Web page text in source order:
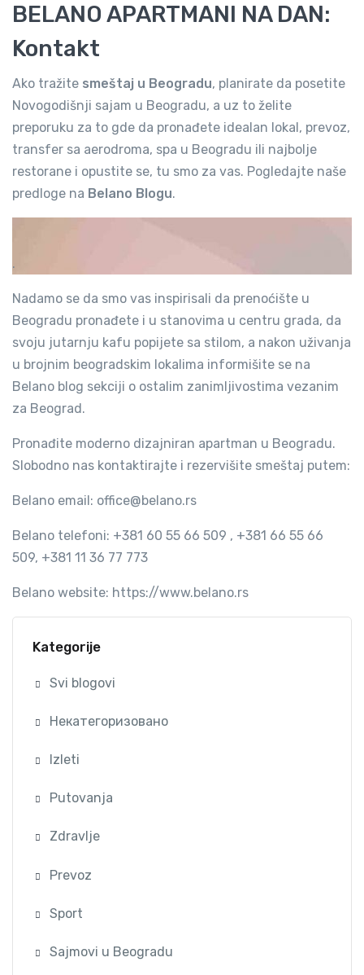
BELANO APARTMANI NA DAN:
Kontakt
Ako tražite smeštaj u Beogradu, planirate da posetite
Novogodišnji sajam u Beogradu, a uz to želite
preporuku za to gde da pronađete idealan lokal, prevoz,
transfer sa aerodroma, spa u Beogradu ili najbolje
restorane i opustite se, tu smo za vas. Pogledajte naše
predloge na Belano Blogu.
.
Nadamo se da smo vas inspirisali da prenoćište u
Beogradu pronađete i u stanovima u centru grada, da
svoju jutarnju kafu popijete sa stilom, a nakon uživanja
u brojnim beogradskim lokalima informišite se na
Belano blog sekciji o ostalim zanimljivostima vezanim
za Beograd.
Pronađite moderno dizajniran apartman u Beogradu.
Slobodno nas kontaktirajte i rezervišite smeštaj putem:
Belano email: office@belano.rs
Belano telefoni: +381 60 55 66 509 , +381 66 55 66
509, +381 11 36 77 773
Belano website: https://www.belano.rs
Kategorije
Svi blogovi
Некатегоризовано
Izleti
Putovanja
Zdravlje
Prevoz
Sport
Sajmovi u Beogradu